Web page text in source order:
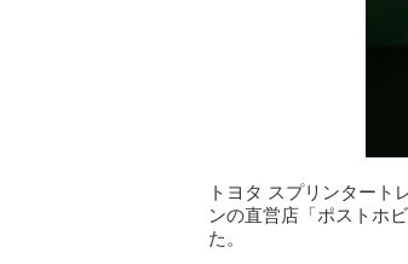
トヨタ スプリンタート
ンの直営店「ポストホ
た。